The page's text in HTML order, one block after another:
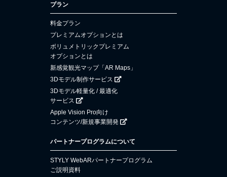
プラン
料金プラン
プレミアムオプションとは
ボリュメトリックプレミアム
オプションとは
新感覚観光マップ「AR Maps」
3Dモデル制作サービス
3Dモデル軽量化 / 最適化
サービス
Apple Vision Pro向け
コンテンツ/新規事業開発
パートナープログラムについて
STYLY WebARパートナープログラム
ご説明資料